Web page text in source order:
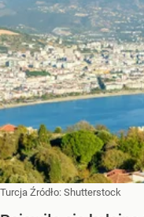
Turcja Źródło: Shutterstock